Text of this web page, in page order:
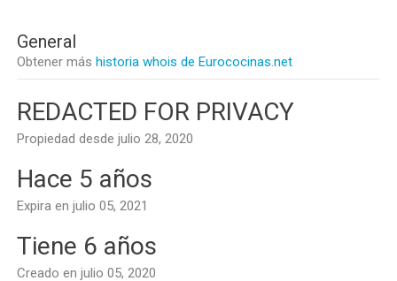
General
Obtener más historia whois de Eurococinas.net
REDACTED FOR PRIVACY
Propiedad desde julio 28, 2020
Hace 5 años
Expira en julio 05, 2021
Tiene 6 años
Creado en julio 05, 2020